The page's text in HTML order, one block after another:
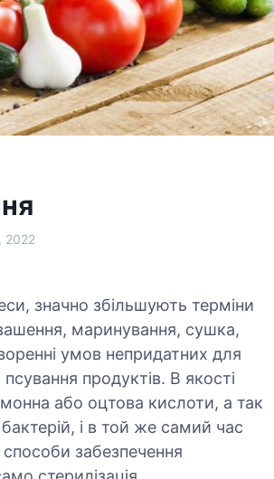
2022
значно збільшують терміни
маринування, сушка,
умов непридатних для
продуктів. В якості
або оцтова кислоти, а так
і в той же самий час
забезпечення